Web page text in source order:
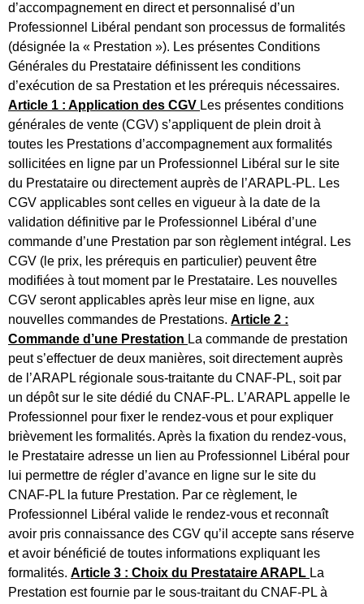
d’accompagnement en direct et personnalisé d’un
Professionnel Libéral pendant son processus de formalités
(désignée la « Prestation »). Les présentes Conditions
Générales du Prestataire définissent les conditions
d’exécution de sa Prestation et les prérequis nécessaires.
Article 1 : Application des CGV Les présentes conditions
générales de vente (CGV) s’appliquent de plein droit à
toutes les Prestations d’accompagnement aux formalités
sollicitées en ligne par un Professionnel Libéral sur le site
du Prestataire ou directement auprès de l’ARAPL-PL. Les
CGV applicables sont celles en vigueur à la date de la
validation définitive par le Professionnel Libéral d’une
commande d’une Prestation par son règlement intégral. Les
CGV (le prix, les prérequis en particulier) peuvent être
modifiées à tout moment par le Prestataire. Les nouvelles
CGV seront applicables après leur mise en ligne, aux
nouvelles commandes de Prestations. Article 2 :
Commande d’une Prestation La commande de prestation
peut s’effectuer de deux manières, soit directement auprès
de l’ARAPL régionale sous-traitante du CNAF-PL, soit par
un dépôt sur le site dédié du CNAF-PL. L’ARAPL appelle le
Professionnel pour fixer le rendez-vous et pour expliquer
brièvement les formalités. Après la fixation du rendez-vous,
le Prestataire adresse un lien au Professionnel Libéral pour
lui permettre de régler d’avance en ligne sur le site du
CNAF-PL la future Prestation. Par ce règlement, le
Professionnel Libéral valide le rendez-vous et reconnaît
avoir pris connaissance des CGV qu’il accepte sans réserve
et avoir bénéficié de toutes informations expliquant les
formalités. Article 3 : Choix du Prestataire ARAPL La
Prestation est fournie par le sous-traitant du CNAF-PL à